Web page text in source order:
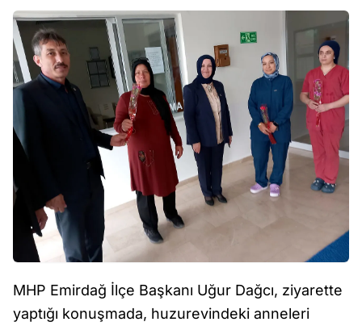
MHP Emirdağ İlçe Başkanı Uğur Dağcı, ziyarette
yaptığı konuşmada, huzurevindeki anneleri